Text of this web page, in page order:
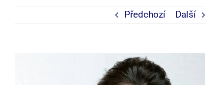
Předchozí Další